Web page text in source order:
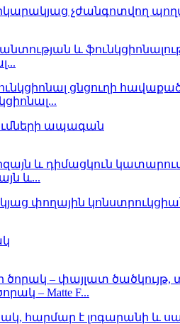
և...
– Matte F...